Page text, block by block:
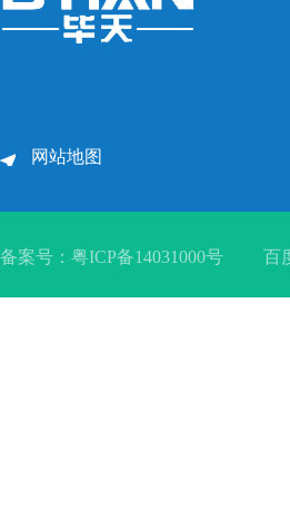
网站地图
备案号： 粤ICP备14031000号 百度